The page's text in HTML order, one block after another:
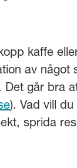
kaffe
av något
går bra
). Vad vill
sprida